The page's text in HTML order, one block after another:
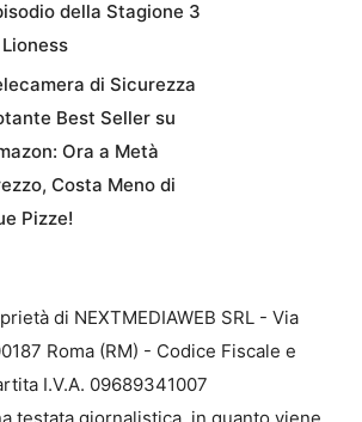
della Stagione 3
di Sicurezza
Best Seller su
Ora a Metà
Costa Meno di
Pizze!
di NEXTMEDIAWEB SRL - Via
Roma (RM) - Codice Fiscale e
I.V.A. 09689341007